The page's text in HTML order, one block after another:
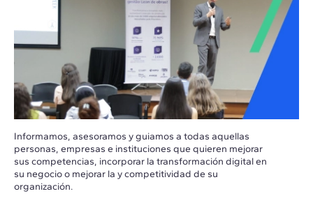
Informamos, asesoramos y guiamos a todas aquellas
personas, empresas e instituciones que quieren mejorar
sus competencias, incorporar la transformación digital en
su negocio o mejorar la y competitividad de su
organización.